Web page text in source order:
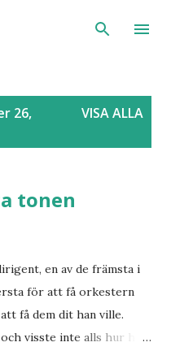
26,
VISA ALLA
tonen
en av de främsta i
för att få orkestern
få dem dit han ville.
visste inte alls hur han